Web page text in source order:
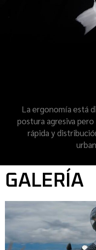
La ergonomía está
postura agresiva
rápida y
GALERÍA